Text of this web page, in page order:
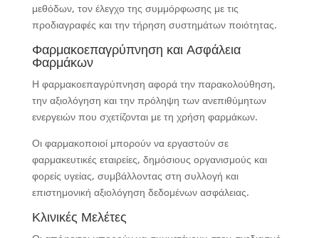
μεθόδων, τον έλεγχο της συμμόρφωσης με τις
προδιαγραφές και την τήρηση συστημάτων ποιότητας.
Φαρμακοεπαγρύπνηση και Ασφάλεια
Φαρμάκων
Η φαρμακοεπαγρύπνηση αφορά την παρακολούθηση,
την αξιολόγηση και την πρόληψη των ανεπιθύμητων
ενεργειών που σχετίζονται με τη χρήση φαρμάκων.
Οι φαρμακοποιοί μπορούν να εργαστούν σε
φαρμακευτικές εταιρείες, δημόσιους οργανισμούς και
φορείς υγείας, συμβάλλοντας στη συλλογή και
επιστημονική αξιολόγηση δεδομένων ασφάλειας.
Κλινικές Μελέτες